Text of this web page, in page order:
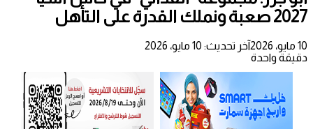
2027 صعبة ونملك القدرة على التأهل
10 مايو، 2026
آخر تحديث: 10 مايو، 2026
دقيقة واحدة